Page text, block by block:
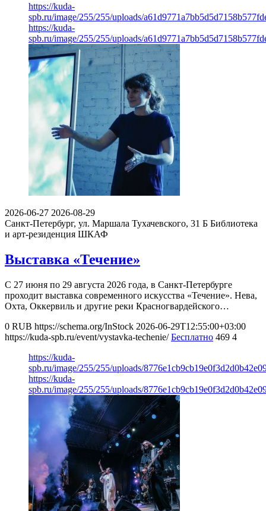
https://kuda-
spb.ru/image/255/255/uploads/
https://kuda-
spb.ru/image/255/255/uploads/
2026-06-27 2026-08-29
Санкт-Петербург, ул. Маршала Тухачевского, 31 Б Библиотека
и арт-резиденция ШКАФ
Выставка «Течение»
С 27 июня по 29 августа 2026 года, в Санкт-Петербурге
проходит выставка современного искусства «Течение». Нева,
Охта, Оккервиль и другие реки Красногвардейского…
0 RUB https://schema.org/InStock 2026-06-29T12:55:00+03:00
https://kuda-spb.ru/event/vystavka-techenie/ Бесплатно 469 4
https://kuda-
spb.ru/image/255/255/uploads/
https://kuda-
spb.ru/image/255/255/uploads/